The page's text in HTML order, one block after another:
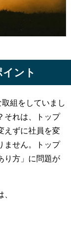
ント
組をしていまし
それは、トップ
えずに社員を変
ません。トップ
り方」に問題が